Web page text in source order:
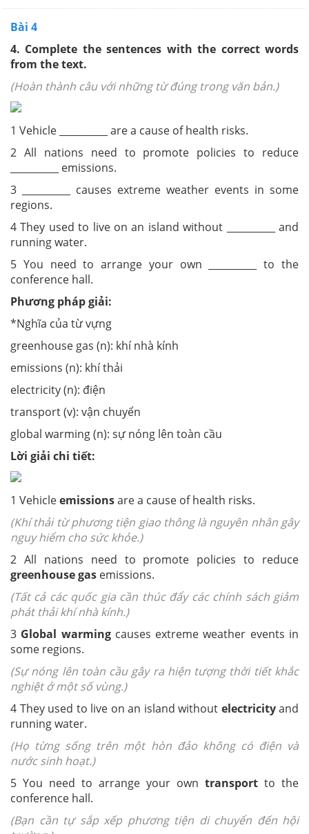
Bài 4
4. Complete the sentences with the correct words
from the text.
(Hoàn thành câu với những từ đúng trong văn bản.)
1 Vehicle __________ are a cause of health risks.
2 All nations need to promote policies to reduce
__________ emissions.
3 __________ causes extreme weather events in some
regions.
4 They used to live on an island without __________ and
running water.
5 You need to arrange your own __________ to the
conference hall.
Phương pháp giải:
*Nghĩa của từ vựng
greenhouse gas (n): khí nhà kính
emissions (n): khí thải
electricity (n): điện
transport (v): vận chuyển
global warming (n): sự nóng lên toàn cầu
Lời giải chi tiết:
1 Vehicleemissionsare a cause of health risks.
(Khí thải từ phương tiện giao thông là nguyên nhân gây
nguy hiểm cho sức khỏe.)
2 All nations need to promote policies to reduce
greenhouse gas emissions.
(Tất cả các quốc gia cần thúc đẩy các chính sách giảm
phát thải khí nhà kính.)
3 Global warmingcauses extreme weather events in
some regions.
(Sự nóng lên toàn cầu gây ra hiện tượng thời tiết khắc
nghiệt ở một số vùng.)
4 They used to live on an island without electricityand
running water.
(Họ từng sống trên một hòn đảo không có điện và
nước sinh hoạt.)
5 You need to arrange your own transport to the
conference hall.
(Bạn cần tự sắp xếp phương tiện di chuyển đến hội